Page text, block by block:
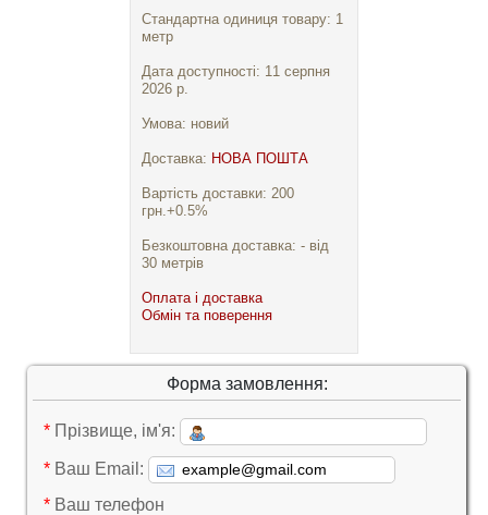
Стандартна одиниця товару: 1
метр
Дата доступності: 11 серпня
2026 р.
Умова: новий
Доставка: НОВА ПОШТА
Вартість доставки: 200
грн.+0.5%
Безкоштовна доставка: - від
30 метрів
Оплата і доставка
Обмін та поверення
Форма замовлення:
* Прізвище, ім'я:
* Ваш Email:
* Ваш телефон